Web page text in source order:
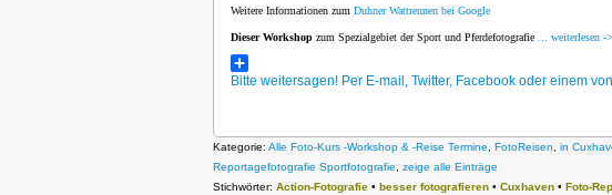
Weitere Informationen zum Duhner Wattrennen bei Google
Dieser Workshop zum Spezialgebiet der Sport und Pferdefotografie ... weiterlesen -
Bitte weitersagen! Per E-mail, Twitter, Facebook oder einem
Kategorie: Alle Foto-Kurs -Workshop & -Reise Termine FotoReisen in
Reportagefotografie Sportfotografie
zeige alle Einträge
Stichwörter: Action-Fotografie • besser fotografieren • Cuxhaven • Foto-